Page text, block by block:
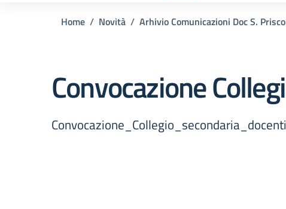
Home Novità Arhivio Comunicazioni Doc S. Prisco
Convocazione